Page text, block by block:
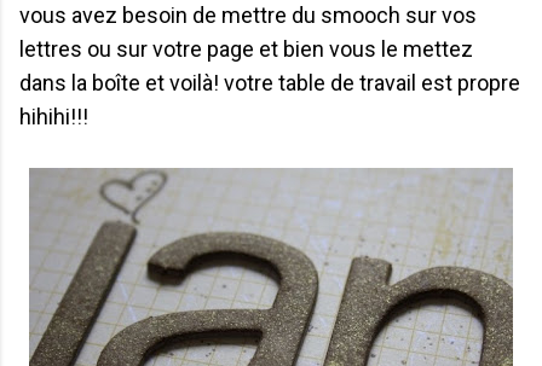
vous avez besoin de mettre du smooch sur vos
lettres ou sur votre page et bien vous le mettez
dans la boîte et voilà! votre table de travail est propre
hihihi!!!